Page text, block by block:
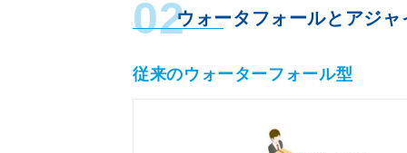
02ウォータフォールとアジャ
従来のウォーターフォール型